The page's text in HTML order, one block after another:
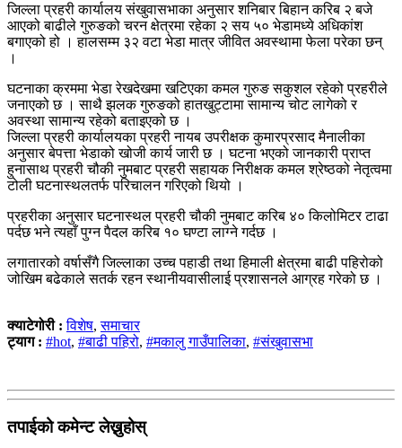
जिल्ला प्रहरी कार्यालय संखुवासभाका अनुसार शनिबार बिहान करिब २ बजे
आएको बाढीले गुरुङको चरन क्षेत्रमा रहेका २ सय ५० भेडामध्ये अधिकांश
बगाएको हो । हालसम्म ३२ वटा भेडा मात्र जीवित अवस्थामा फेला परेका छन्
।
घटनाका क्रममा भेडा रेखदेखमा खटिएका कमल गुरुङ सकुशल रहेको प्रहरीले
जनाएको छ । साथै झलक गुरुङको हातखुट्टामा सामान्य चोट लागेको र
अवस्था सामान्य रहेको बताइएको छ ।
जिल्ला प्रहरी कार्यालयका प्रहरी नायब उपरीक्षक कुमारप्रसाद मैनालीका
अनुसार बेपत्ता भेडाको खोजी कार्य जारी छ । घटना भएको जानकारी प्राप्त
हुनासाथ प्रहरी चौकी नुमबाट प्रहरी सहायक निरीक्षक कमल श्रेष्ठको नेतृत्वमा
टोली घटनास्थलतर्फ परिचालन गरिएको थियो ।
प्रहरीका अनुसार घटनास्थल प्रहरी चौकी नुमबाट करिब ४० किलोमिटर टाढा
पर्दछ भने त्यहाँ पुग्न पैदल करिब १० घण्टा लाग्ने गर्दछ ।
लगातारको वर्षासँगै जिल्लाका उच्च पहाडी तथा हिमाली क्षेत्रमा बाढी पहिरोको
जोखिम बढेकाले सतर्क रहन स्थानीयवासीलाई प्रशासनले आग्रह गरेको छ ।
क्याटेगोरी :विशेष,समाचार
ट्याग : #hot, #बाढी पहिरो, #मकालु गाउँपालिका, #संखुवासभा
तपाईको कमेन्ट लेख्नुहोस्